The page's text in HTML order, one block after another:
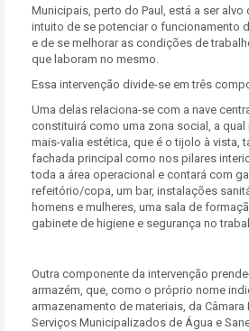
Municipais, perto do Paul, está a ser alvo
intuito de se potenciar o funcionamento
e de se melhorar as condições de
que laboram no mesmo.
Essa intervenção divide-se em três
Uma delas relaciona-se com a nave
constituirá como uma zona social, a qual
mais-valia estética, que é o tijolo à vista,
fachada principal como nos pilares
toda a área operacional e contará com
refeitório/copa, um bar, instalações
homens e mulheres, uma sala de
gabinete de higiene e segurança no
Outra componente da intervenção
armazém, que, como o próprio nome
armazenamento de materiais, da
Serviços Municipalizados de Água e